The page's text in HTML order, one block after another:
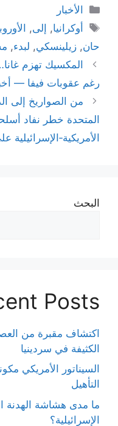
التصنيفات
الأخبار
الوسوم
أوكرانيا, إلى,
حان, زيلينسكي, لبدء,
المكسيك تهزم
رغم عقوبات فيفا — أخبار
من الصواريخ إلى
المتحدة خطر نفاد
الأمريكية‑الإسرائيلية
البحث
Posts
اكتشاف مقبرة من
الكثيفة في سردينيا
السيناتور الأمريكي
التأهيل
ما مدى هشاشة الهدنة
الإسرائيلية؟